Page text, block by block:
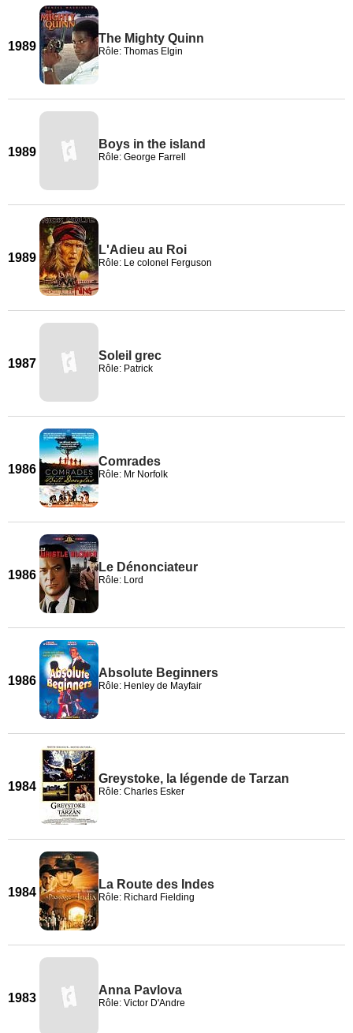
1989
The Mighty Quinn
Rôle: Thomas Elgin
1989
Boys in the island
Rôle: George Farrell
1989
L'Adieu au Roi
Rôle: Le colonel Ferguson
1987
Soleil grec
Rôle: Patrick
1986
Comrades
Rôle: Mr Norfolk
1986
Le Dénonciateur
Rôle: Lord
1986
Absolute Beginners
Rôle: Henley de Mayfair
1984
Greystoke, la légende de Tarzan
Rôle: Charles Esker
1984
La Route des Indes
Rôle: Richard Fielding
1983
Anna Pavlova
Rôle: Victor D'Andre